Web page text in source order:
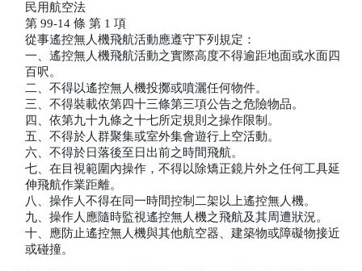
民用航空法
第 99-14 條 第 1 項
從事遙控無人機飛航活動應遵守下列規定：
一、遙控無人機飛航活動之實際高度不得逾距地面或水面四
百呎。
二、不得以遙控無人機投擲或噴灑任何物件。
三、不得裝載依第四十三條第三項公告之危險物品。
四、依第九十九條之十七所定規則之操作限制。
五、不得於人群聚集或室外集會遊行上空活動。
六、不得於日落後至日出前之時間飛航。
七、在目視範圍內操作，不得以除矯正鏡片外之任何工具延
伸飛航作業距離。
八、操作人不得在同一時間控制二架以上遙控無人機。
九、操作人應隨時監視遙控無人機之飛航及其周遭狀況。
十、應防止遙控無人機與其他航空器、建築物或障礙物接近
或碰撞。